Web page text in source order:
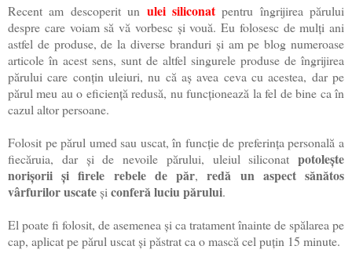
Recent am descoperit un ulei siliconatpentru îngrijirea părului
despre care voiam să vă vorbesc și vouă. Eu folosesc de mulți ani
astfel de produse, de la diverse branduri și am pe blog numeroase
articole în acest sens, sunt de altfel singurele produse de îngrijirea
părului care conțin uleiuri, nu că aș avea ceva cu acestea, dar pe
părul meu au o eficiență redusă, nu funcționează la fel de bine ca în
cazul altor persoane.
Folosit pe părul umed sau uscat, în funcție de preferința personală a
fiecăruia, dar și de nevoile părului, uleiul siliconat potolește
norișorii și firele rebele de păr,redă un aspect sănătos
vârfurilor uscateși conferă luciu părului.
El poate fi folosit, de asemenea și ca tratament înainte de spălarea pe
cap, aplicat pe părul uscat și păstrat ca o mască cel puțin 15 minute.